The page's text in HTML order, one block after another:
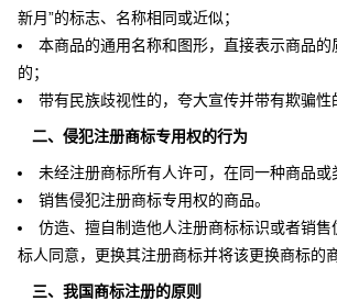
新月”的标志、名称相同或近似；
本商品的通用名称和图形，直接表示商品
的；
带有民族歧视性的，夸大宣传并带有欺骗
二、侵犯注册商标专用权的行为
未经注册商标所有人许可，在同一种商品
销售侵犯注册商标专用权的商品。
仿造、擅自制造他人注册商标标识或者销
标人同意，更换其注册商标并将该更换商标的
三、我国商标注册的原则